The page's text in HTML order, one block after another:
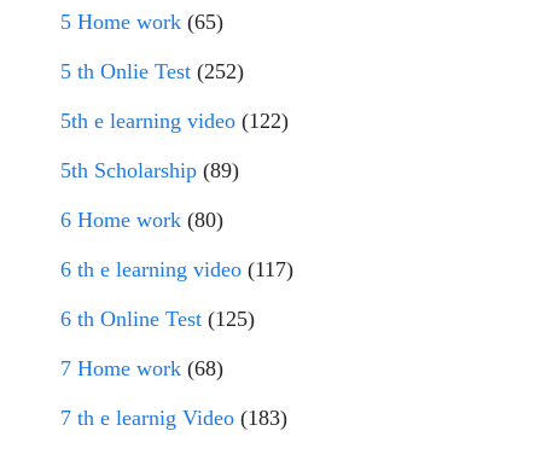
5 Home work (65)
5 th Onlie Test (252)
5th e learning video (122)
5th Scholarship (89)
6 Home work (80)
6 th e learning video (117)
6 th Online Test (125)
7 Home work (68)
7 th e learnig Video (183)